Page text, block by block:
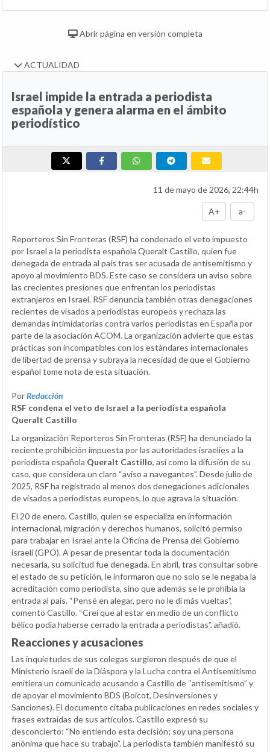
Abrir página en versión completa
ACTUALIDAD
Israel impide la entrada a periodista
española y genera alarma en el ámbito
periodístico
11 de mayo de 2026, 22:44h
A+ a-
Reporteros Sin Fronteras (RSF) ha condenado el veto impuesto
por Israel a la periodista española Queralt Castillo, quien fue
denegada de entrada al país tras ser acusada de antisemitismo y
apoyo al movimiento BDS. Este caso se considera un aviso sobre
las crecientes presiones que enfrentan los periodistas
extranjeros en Israel. RSF denuncia también otras denegaciones
recientes de visados a periodistas europeos y rechaza las
demandas intimidatorias contra varios periodistas en España por
parte de la asociación ACOM. La organización advierte que estas
prácticas son incompatibles con los estándares internacionales
de libertad de prensa y subraya la necesidad de que el Gobierno
español tome nota de esta situación.
PorRedacción
RSF condena el veto de Israel a la periodista española
Queralt Castillo
La organización Reporteros Sin Fronteras (RSF) ha denunciado la
reciente prohibición impuesta por las autoridades israelíes a la
periodista española Queralt Castillo, así como la difusión de su
caso, que considera un claro “aviso a navegantes”. Desde julio de
2025, RSF ha registrado al menos dos denegaciones adicionales
de visados a periodistas europeos, lo que agrava la situación.
El 20 de enero, Castillo, quien se especializa en información
internacional, migración y derechos humanos, solicitó permiso
para trabajar en Israel ante la Oficina de Prensa del Gobierno
israelí (GPO). A pesar de presentar toda la documentación
necesaria, su solicitud fue denegada. En abril, tras consultar sobre
el estado de su petición, le informaron que no solo se le negaba la
acreditación como periodista, sino que además se le prohibía la
entrada al país. “Pensé en alegar, pero no le di más vueltas”,
comentó Castillo. “Creí que al estar en medio de un conflicto
bélico podía haberse cerrado la entrada a periodistas”, añadió.
Reacciones y acusaciones
Las inquietudes de sus colegas surgieron después de que el
Ministerio israelí de la Diáspora y la Lucha contra el Antisemitismo
emitiera un comunicado acusando a Castillo de “antisemitismo” y
de apoyar el movimiento BDS (Boicot, Desinversiones y
Sanciones). El documento citaba publicaciones en redes sociales y
frases extraídas de sus artículos. Castillo expresó su
desconcierto: “No entiendo esta decisión; soy una persona
anónima que hace su trabajo”. La periodista también manifestó su